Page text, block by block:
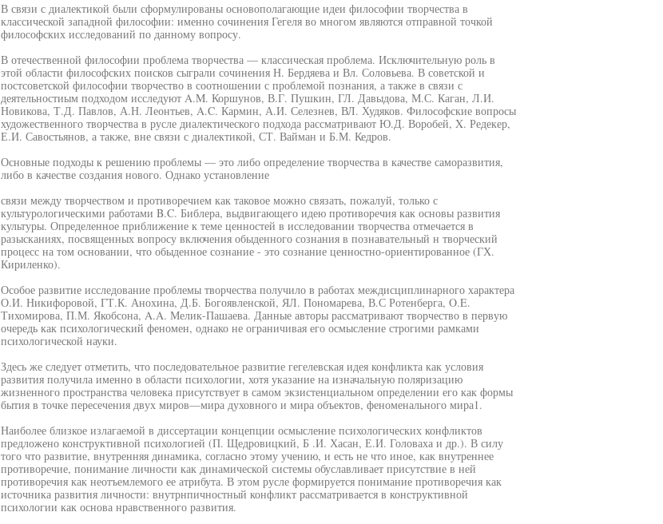
В связи с диалектикой были сформулированы основополагающие идеи философии творчества в
классической западной философии: именно сочинения Гегеля во многом являются отправной точкой
философских исследований по данному вопросу.
В отечественной философии проблема творчества — классическая проблема. Исключительную роль в
этой области философских поисков сыграли сочинения Н. Бердяева и Вл. Соловьева. В советской и
постсоветской философии творчество в соотношении с проблемой познания, а также в связи с
деятельностиым подходом исследуют A.M. Коршунов, В.Г. Пушкин, ГЛ. Давыдова, М.С. Каган, Л.И.
Новикова, Т.Д. Павлов, А.Н. Леонтьев, A.C. Кармин, А.И. Селезнев, ВЛ. Худяков. Философские вопросы
художественного творчества в русле диалектического подхода рассматривают Ю.Д. Воробей, X. Редекер,
Е.И. Савостьянов, а также, вне связи с диалектикой, СТ. Вайман и Б.М. Кедров.
Основные подходы к решению проблемы — это либо определение творчества в качестве саморазвития,
либо в качестве создания нового. Однако установление
связи между творчеством и противоречием как таковое можно связать, пожалуй, только с
культурологическими работами B.C. Библера, выдвигающего идею противоречия как основы развития
культуры. Определенное приближение к теме ценностей в исследовании творчества отмечается в
разысканиях, посвященных вопросу включения обыденного сознания в познавательный н творческий
процесс на том основании, что обыденное сознание - это сознание ценностно-ориентированное (ГХ.
Кириленко).
Особое развитие исследование проблемы творчества получило в работах междисциплинарного характера
О.И. Никифоровой, ГТ.К. Анохина, Д.Б. Богоявленской, ЯЛ. Пономарева, В.С Ротенберга, O.E.
Тихомирова, П.М. Якобсона, A.A. Мелик-Пашаева. Данные авторы рассматривают творчество в первую
очередь как психологический феномен, однако не ограничивая его осмысление строгими рамками
психологической науки.
Здесь же следует отметить, что последовательное развитие гегелевская идея конфликта как условия
развития получила именно в области психологии, хотя указание на изначальную поляризацию
жизненного пространства человека присутствует в самом экзистенциальном определении его как формы
бытия в точке пересечения двух миров—мира духовного и мира объектов, феноменального мира1.
Наиболее близкое излагаемой в диссертации концепции осмысление психологических конфликтов
предложено конструктивной психологией (П. Щедровицкий, Б .И. Хасан, Е.И. Головаха и др.). В силу
того что развитие, внутренняя динамика, согласно этому учению, и есть не что иное, как внутреннее
противоречие, понимание личности как динамической системы обуславливает присутствие в ней
противоречия как неотъемлемого ее атрибута. В этом русле формируется понимание противоречия как
источника развития личности: внутрнпичностный конфликт рассматривается в конструктивной
психологии как основа нравственного развития.